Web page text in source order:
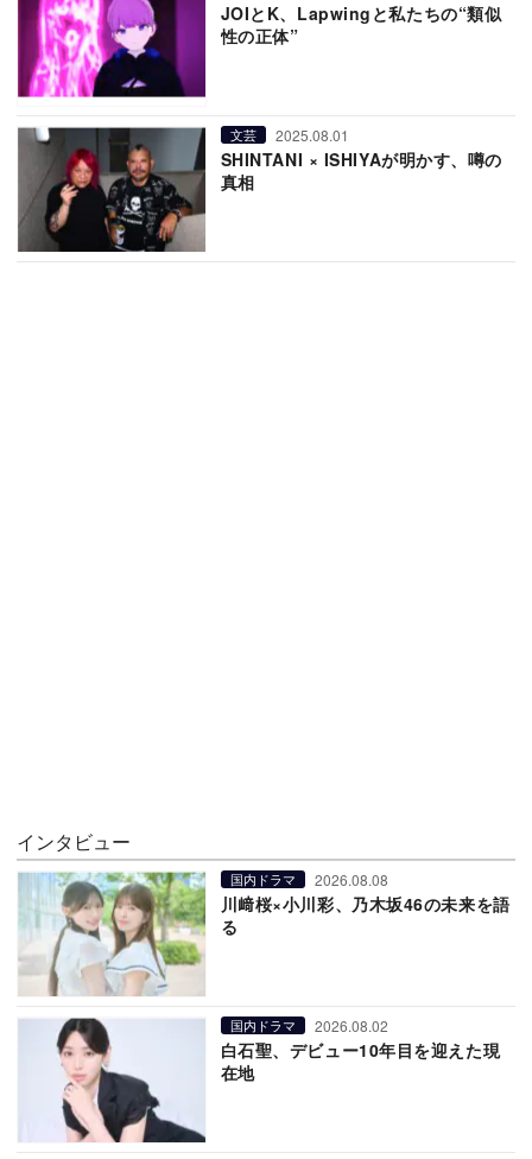
JOIとK、Lapwingと私たちの“類似
性の正体”
文芸 2025.08.01
SHINTANI × ISHIYAが明かす、噂の
真相
インタビュー
国内ドラマ 2026.08.08
川﨑桜×小川彩、乃木坂46の未来を語
る
国内ドラマ 2026.08.02
白石聖、デビュー10年目を迎えた現
在地